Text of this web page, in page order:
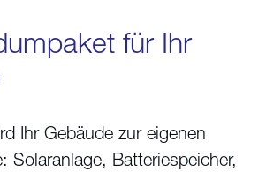
für Ihr
Ihr Gebäude zur eigenen
Solaranlage, Batteriespeicher,